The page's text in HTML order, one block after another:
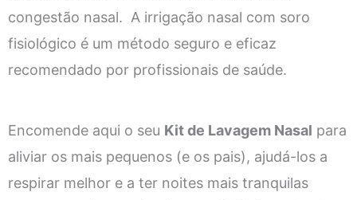
congestão nasal. A irrigação nasal com soro
fisiológico é um método seguro e eficaz
recomendado por profissionais de saúde.
Encomende aqui o seu Kit de Lavagem Nasal para
aliviar os mais pequenos (e os pais), ajudá-los a
respirar melhor e a ter noites mais tranquilas